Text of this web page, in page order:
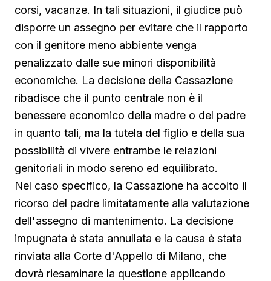
corsi, vacanze. In tali situazioni, il giudice può
disporre un assegno per evitare che il rapporto
con il genitore meno abbiente venga
penalizzato dalle sue minori disponibilità
economiche. La decisione della Cassazione
ribadisce che il punto centrale non è il
benessere economico della madre o del padre
in quanto tali, ma la tutela del figlio e della sua
possibilità di vivere entrambe le relazioni
genitoriali in modo sereno ed equilibrato.
Nel caso specifico, la Cassazione ha accolto il
ricorso del padre limitatamente alla valutazione
dell'assegno di mantenimento. La decisione
impugnata è stata annullata e la causa è stata
rinviata alla Corte d'Appello di Milano, che
dovrà riesaminare la questione applicando